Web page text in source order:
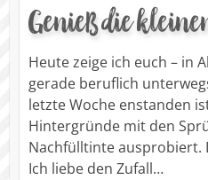
Genieß die
Heute zeige ich euch – in
gerade beruflich
letzte Woche enstanden
Hintergründe mit den
Nachfülltinte ausprobiert.
Ich liebe den Zufall…